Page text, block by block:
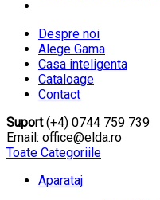
Despre noi
Alege Gama
Casa inteligenta
Cataloage
Contact
Suport(+4) 0744 759 739
Email: office@elda.ro
Toate Categoriile
Aparataj